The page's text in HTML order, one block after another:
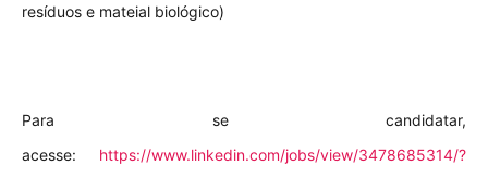
resíduos e mateial biológico)
Para se candidatar,
acesse: https://www.linkedin.com/jobs/view/3478685314/?